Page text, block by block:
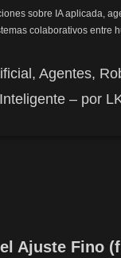
sobre IA aplicada,
colaborativos entre
Agentes,
Inteligente – por
Ajuste Fino